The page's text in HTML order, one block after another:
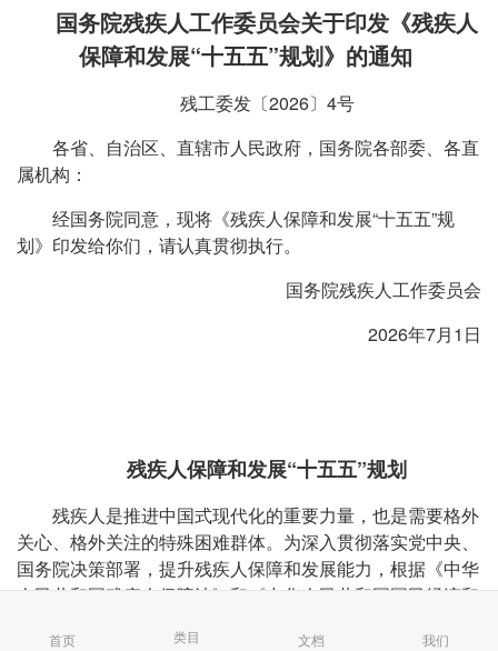
国务院残疾人工作委员会关于印发《残疾人
保障和发展“十五五”规划》的通知
残工委发〔2026〕4号
各省、自治区、直辖市人民政府，国务院各部委、各直
属机构：
经国务院同意，现将《残疾人保障和发展“十五五”规
划》印发给你们，请认真贯彻执行。
国务院残疾人工作委员会
2026年7月1日
残疾人保障和发展“十五五”规划
残疾人是推进中国式现代化的重要力量，也是需要格外
关心、格外关注的特殊困难群体。为深入贯彻落实党中央、
国务院决策部署，提升残疾人保障和发展能力，根据《中华
人民共和国残疾人保障法》和《中华人民共和国国民经济和
首页 类目 文档 我们